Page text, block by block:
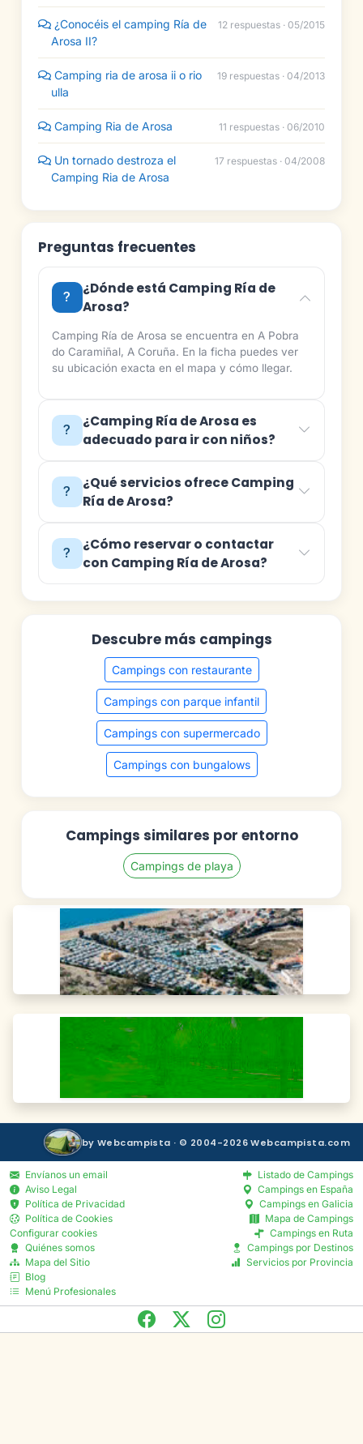
¿Conocéis el camping Ría de
Arosa II?
12 respuestas · 05/2015
Camping ria de arosa ii o rio
ulla
19 respuestas · 04/2013
Camping Ria de Arosa 11 respuestas · 06/2010
Un tornado destroza el
Camping Ria de Arosa
17 respuestas · 04/2008
Preguntas frecuentes
¿Dónde está Camping Ría de
Arosa?
Camping Ría de Arosa se encuentra en A Pobra
do Caramiñal, A Coruña. En la ficha puedes ver
su ubicación exacta en el mapa y cómo llegar.
¿Camping Ría de Arosa es
adecuado para ir con niños?
¿Qué servicios ofrece Camping
Ría de Arosa?
¿Cómo reservar o contactar
con Camping Ría de Arosa?
Descubre más campings
Campings con restaurante
Campings con parque infantil
Campings con supermercado
Campings con bungalows
Campings similares por entorno
Campings de playa
by Webcampista · © 2004-2026 Webcampista.com
Envíanos un email
Aviso Legal
Política de Privacidad
Política de Cookies
Configurar cookies
Quiénes somos
Mapa del Sitio
Blog
Menú Profesionales
Listado de Campings
Campings en España
Campings en Galicia
Mapa de Campings
Campings en Ruta
Campings por Destinos
Servicios por Provincia